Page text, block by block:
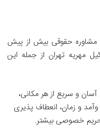
مشاوره حقوقی بیش از پیش
مهریه تهران از جمله این
و سریع از هر مکانی،
و زمان، انعطاف پذیری
خصوصی بیشتر.